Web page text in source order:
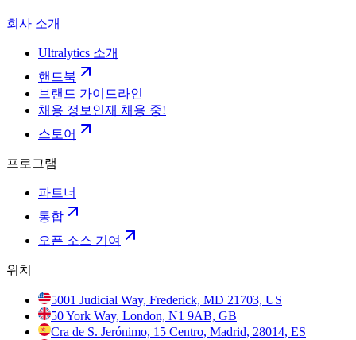
회사 소개
Ultralytics 소개
핸드북
브랜드 가이드라인
채용 정보 인재 채용 중!
스토어
프로그램
파트너
통합
오픈 소스 기여
위치
5001 Judicial Way, Frederick, MD 21703, US
50 York Way, London, N1 9AB, GB
Cra de S. Jerónimo, 15 Centro, Madrid, 28014, ES